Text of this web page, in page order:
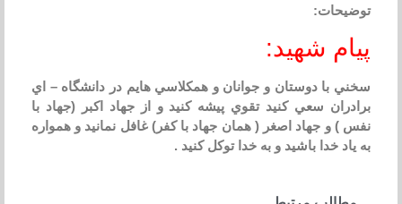
توضیحات:
پیام شهید:
سخني با دوستان و جوانان و همکلاسي هايم در دانشگاه – اي
برادران سعي کنيد تقوي پيشه کنيد و از جهاد اکبر (جهاد با
نفس ) و جهاد اصغر ( همان جهاد با کفر) غافل نمانيد و همواره
به ياد خدا باشيد و به خدا توکل کنيد .